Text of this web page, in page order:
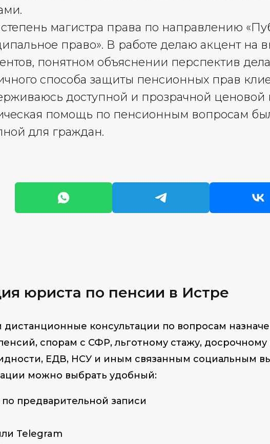
магистра права по направлению
право». В работе делаю акцент на
понятном объяснении перспектив
способа защиты пенсионных прав
доступной и прозрачной ценовой
помощь по пенсионным вопросам
для граждан.
юриста по пенсии в Истре
консультации по вопросам
спорам с СФР, льготному стажу,
ЕДВ, НСУ и иным связанным социальным
можно выбрать удобный:
предварительной записи
Telegram